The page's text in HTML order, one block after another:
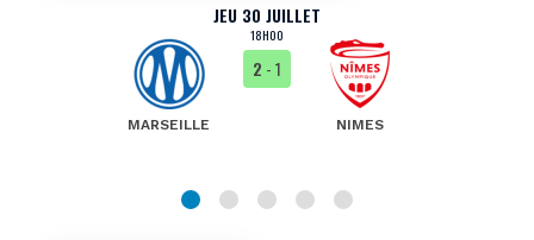
JEU 30 JUILLET
18H00
MARSEILLE
2 - 1
NIMES